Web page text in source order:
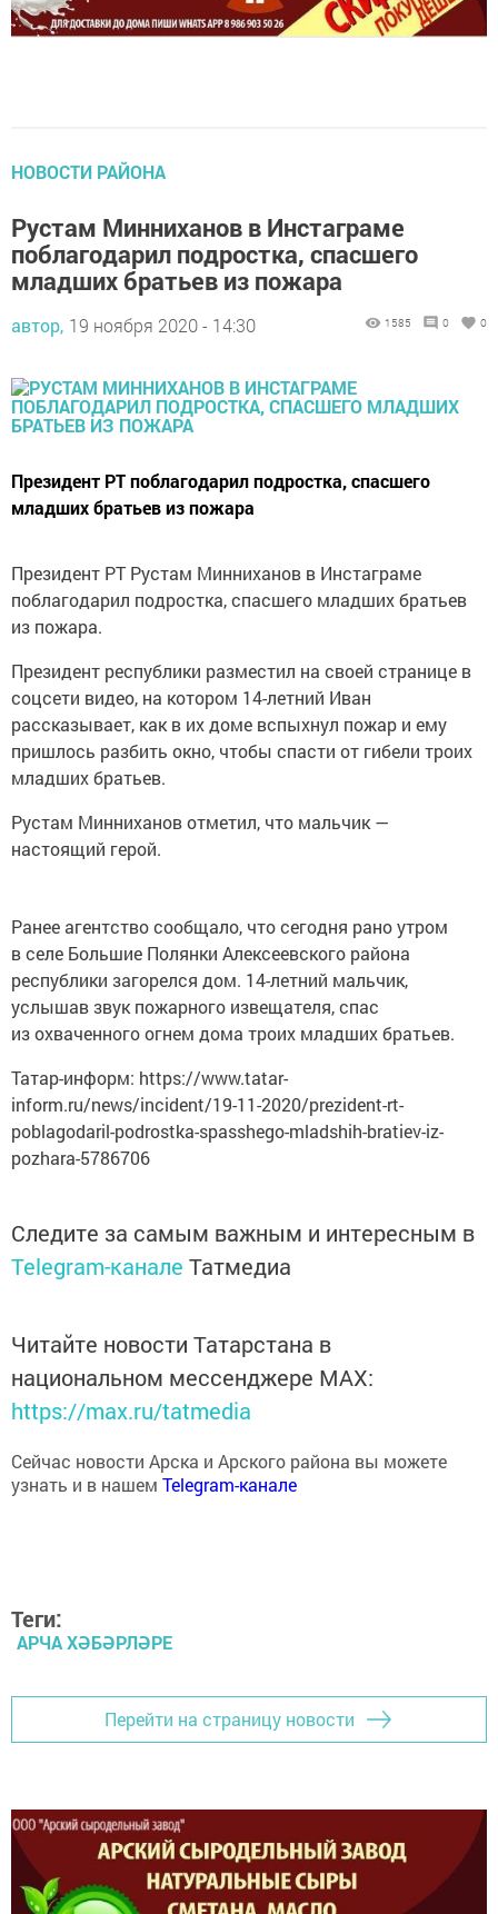
НОВОСТИ РАЙОНА
Рустам Минниханов в Инстаграме
поблагодарил подростка, спасшего
младших братьев из пожара
младших братьев из пожара
поблагодарил подростка, спасшего младших братьев
из пожара.
соцсети видео, на котором 14-летний Иван
рассказывает, как в их доме вспыхнул пожар и ему
пришлось разбить окно, чтобы спасти от гибели троих
младших братьев.
настоящий герой.
в селе Большие Полянки Алексеевского района
республики загорелся дом. 14-летний мальчик,
услышав звук пожарного извещателя, спас
из охваченного огнем дома троих младших братьев.
inform.ru/news/incident/19-11-2020/prezident-rt-
poblagodaril-podrostka-spasshego-mladshih-bratiev-iz-
pozhara-5786706
Telegram-каналеТатмедиа
Читайте новости Татарстана в
национальном мессенджере MАХ:
https://max.ru/tatmedia
узнать и в нашемTelegram-канале
АРЧА ХӘБӘРЛӘРЕ
Перейти на страницу новости